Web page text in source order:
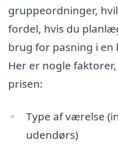
gruppeordninger,
fordel, hvis du
brug for pasning i
Her er nogle
prisen:
Type af værelse
udendørs)